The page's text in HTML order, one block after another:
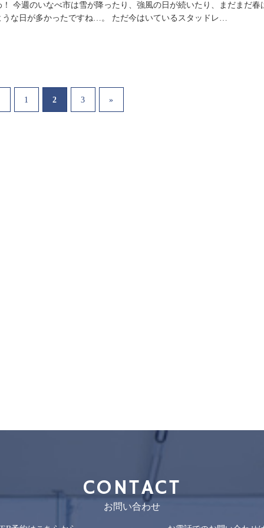
今週のいなべ市は雪が降ったり、強風の日が続いたり、まだまだ春
うな日が多かったですね…。 ただ今はいているスタッドレ…
1 2 3 »
CONTACT
お問い合わせ